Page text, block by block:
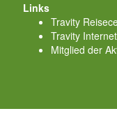
Links
Travity
Travity
Mitglied der